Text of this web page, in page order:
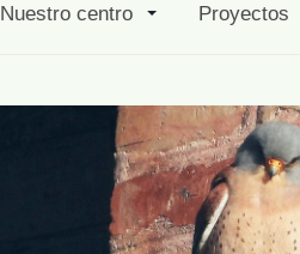
Nuestro centro Proyectos